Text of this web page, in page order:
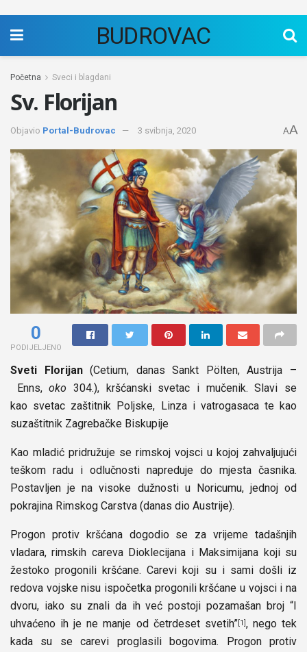
BUDROVAC
Početna Sveci i blagdani
Sv. Florijan
Objavio Portal-Budrovac 3 svibnja, 2020 AA
0
PODIJELJENO
Sveti Florijan(Cetium, danas Sankt Pölten, Austrija –
Enns,oko 304.), kršćanski svetac i mučenik. Slavi se
kao svetac zaštitnik Poljske, Linza i vatrogasaca te kao
suzaštitnik Zagrebačke Biskupije
Kao mladić pridružuje se rimskoj vojsci u kojoj zahvaljujući
teškom radu i odlučnosti napreduje do mjesta časnika.
Postavljen je na visoke dužnosti u Noricumu, jednoj od
pokrajina Rimskog Carstva (danas dio Austrije).
Progon protiv kršćana dogodio se za vrijeme tadašnjih
vladara, rimskih careva Dioklecijana i Maksimijana koji su
žestoko progonili kršćane. Carevi koji su i sami došli iz
redova vojske nisu ispočetka progonili kršćane u vojsci i na
dvoru, iako su znali da ih već postoji pozamašan broj “I
uhvaćeno ih je ne manje od četrdeset svetih” [1] , nego tek
kada su se carevi proglasili bogovima. Progon protiv